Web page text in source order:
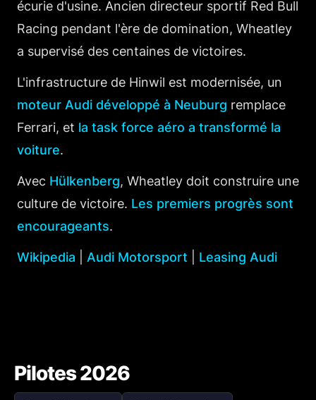
écurie d'usine. Ancien directeur sportif Red Bull
Racing pendant l'ère de domination, Wheatley
a supervisé des centaines de victoires.
L'infrastructure de Hinwil est modernisée, un
moteur Audi développé à Neuburg remplace
Ferrari, et la task force aéro a transformé la
voiture.
Avec Hülkenberg, Wheatley doit construire une
culture de victoire. Les premiers progrès sont
encourageants.
Wikipedia Audi Motorsport Leasing Audi
Pilotes 2026